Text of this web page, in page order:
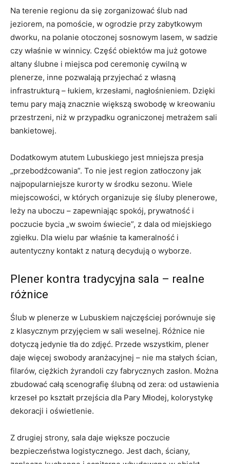
Na terenie regionu da się zorganizować ślub nad
jeziorem, na pomoście, w ogrodzie przy zabytkowym
dworku, na polanie otoczonej sosnowym lasem, w sadzie
czy właśnie w winnicy. Część obiektów ma już gotowe
altany ślubne i miejsca pod ceremonię cywilną w
plenerze, inne pozwalają przyjechać z własną
infrastrukturą – łukiem, krzesłami, nagłośnieniem. Dzięki
temu pary mają znacznie większą swobodę w kreowaniu
przestrzeni, niż w przypadku ograniczonej metrażem sali
bankietowej.
Dodatkowym atutem Lubuskiego jest mniejsza presja
„przebodźcowania”. To nie jest region zatłoczony jak
najpopularniejsze kurorty w środku sezonu. Wiele
miejscowości, w których organizuje się śluby plenerowe,
leży na uboczu – zapewniając spokój, prywatność i
poczucie bycia „w swoim świecie”, z dala od miejskiego
zgiełku. Dla wielu par właśnie ta kameralność i
autentyczny kontakt z naturą decydują o wyborze.
Plener kontra tradycyjna sala – realne
różnice
Ślub w plenerze w Lubuskiem najczęściej porównuje się
z klasycznym przyjęciem w sali weselnej. Różnice nie
dotyczą jedynie tła do zdjęć. Przede wszystkim, plener
daje więcej swobody aranżacyjnej – nie ma stałych ścian,
filarów, ciężkich żyrandoli czy fabrycznych zasłon. Można
zbudować całą scenografię ślubną od zera: od ustawienia
krzeseł po kształt przejścia dla Pary Młodej, kolorystykę
dekoracji i oświetlenie.
Z drugiej strony, sala daje większe poczucie
bezpieczeństwa logistycznego. Jest dach, ściany,